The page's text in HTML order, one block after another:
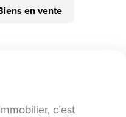
en vente
c’est